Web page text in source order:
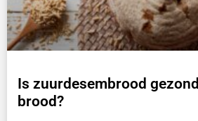
Is zuurdesembrood
brood?